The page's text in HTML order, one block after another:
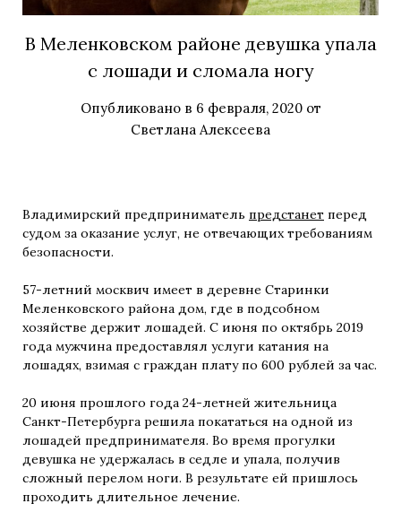
В Меленковском районе девушка упала
с лошади и сломала ногу
Опубликовано в 6 февраля, 2020от
Светлана Алексеева
Владимирский предприниматель предстанет перед
судом за оказание услуг, не отвечающих требованиям
безопасности.
57-летний москвич имеет в деревне Старинки
Меленковского района дом, где в подсобном
хозяйстве держит лошадей. С июня по октябрь 2019
года мужчина предоставлял услуги катания на
лошадях, взимая с граждан плату по 600 рублей за час.
20 июня прошлого года 24-летней жительница
Санкт-Петербурга решила покататься на одной из
лошадей предпринимателя. Во время прогулки
девушка не удержалась в седле и упала, получив
сложный перелом ноги. В результате ей пришлось
проходить длительное лечение.